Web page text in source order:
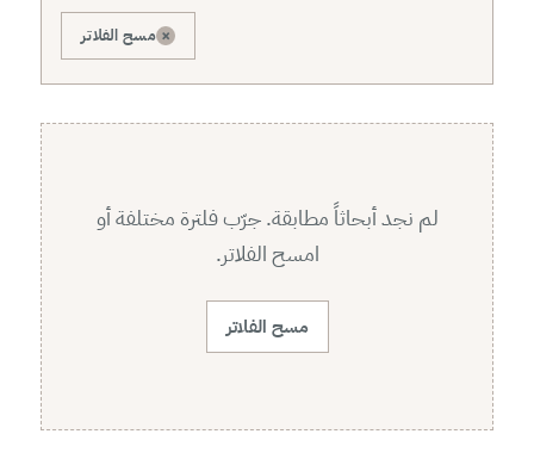
× مسح الفلاتر
لم نجد أبحاثاً مطابقة. جرّب فلترة مختلفة أو
امسح الفلاتر.
مسح الفلاتر